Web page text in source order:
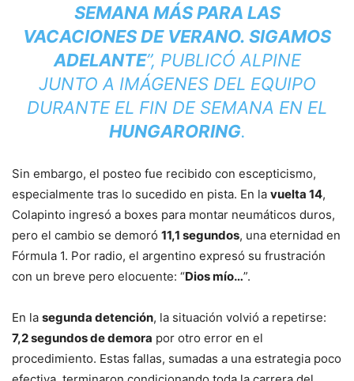
SEMANA MÁS PARA LAS
VACACIONES DE VERANO. SIGAMOS
ADELANTE”, PUBLICÓ ALPINE
JUNTO A IMÁGENES DEL EQUIPO
DURANTE EL FIN DE SEMANA EN EL
HUNGARORING.
Sin embargo, el posteo fue recibido con escepticismo,
especialmente tras lo sucedido en pista. En la vuelta 14,
Colapinto ingresó a boxes para montar neumáticos duros,
pero el cambio se demoró 11,1 segundos, una eternidad en
Fórmula 1. Por radio, el argentino expresó su frustración
con un breve pero elocuente: “Dios mío…”.
En la segunda detención, la situación volvió a repetirse:
7,2 segundos de demora por otro error en el
procedimiento. Estas fallas, sumadas a una estrategia poco